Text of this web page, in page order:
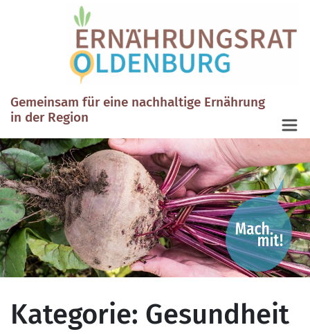
Gemeinsam für eine nachhaltige Ernährung
in der Region
Kategorie: Gesundheit